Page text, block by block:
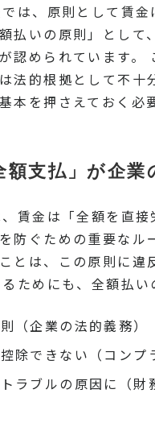
は、原則として賃
払いの原則」とし
認められています。
法的根拠として不
本を押さえておく必
額支払」が企業
賃金は「全額を直
防ぐための重要な
とは、この原則に
ためにも、全額払い
（企業の法的義務）
除できない（コンプ
ラブルの原因に（財